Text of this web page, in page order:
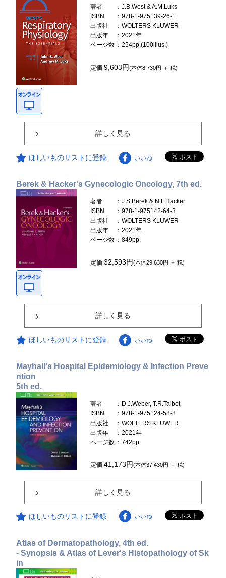
著者
：J.B.West & A.M.Luks
ISBN
：978-1-975139-26-1
出版社
：WOLTERS KLUWER
出版年
：2021年
ページ数 ：254pp.(100illus.)
定価9,603円(本体8,730円 ＋ 税)
詳しく見る
ほしいものリストに登録 いいね
Berek & Hacker's Gynecologic Oncology, 7th ed.
著者
：J.S.Berek & N.F.Hacker
ISBN
：978-1-975142-64-3
出版社
：WOLTERS KLUWER
出版年
：2021年
ページ数 ：849pp.
定価32,593円(本体29,630円 ＋ 税)
詳しく見る
ほしいものリストに登録 いいね
Mayhall's Hospital Epidemiology & Infection Preve
ntion
5th ed.
著者
：D.J.Weber, T.R.Talbot
ISBN
：978-1-975124-58-8
出版社
：WOLTERS KLUWER
出版年
：2021年
ページ数 ：742pp.
定価41,173円(本体37,430円 ＋ 税)
詳しく見る
ほしいものリストに登録 いいね
Atlas of Dermatopathology, 4th ed.
- Synopsis & Atlas of Lever's Histopathology of Sk
in